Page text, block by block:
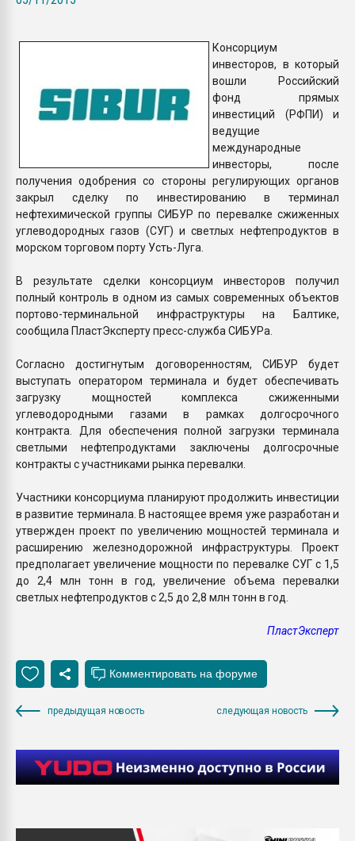
ПЕРЕЙТИ НА
Консорциум
инвесторов, в который
вошли Российский
фонд прямых
инвестиций (РФПИ) и
ведущие
международные
инвесторы, после
получения одобрения со стороны регулирующих органов
закрыл сделку по инвестированию в терминал
нефтехимической группы СИБУР по перевалке сжиженных
углеводородных газов (СУГ) и светлых нефтепродуктов в
морском торговом порту Усть-Луга.
В результате сделки консорциум инвесторов получил
полный контроль в одном из самых современных объектов
портово-терминальной инфраструктуры на Балтике,
сообщила ПластЭксперту пресс-служба СИБУРа.
Согласно достигнутым договоренностям, СИБУР будет
выступать оператором терминала и будет обеспечивать
загрузку мощностей комплекса сжиженными
углеводородными газами в рамках долгосрочного
контракта. Для обеспечения полной загрузки терминала
светлыми нефтепродуктами заключены долгосрочные
контракты с участниками рынка перевалки.
Участники консорциума планируют продолжить инвестиции
в развитие терминала. В настоящее время уже разработан и
утвержден проект по увеличению мощностей терминала и
расширению железнодорожной инфраструктуры. Проект
предполагает увеличение мощности по перевалке СУГ с 1,5
до 2,4 млн тонн в год, увеличение объема перевалки
светлых нефтепродуктов с 2,5 до 2,8 млн тонн в год.
ПластЭксперт
предыдущая новость следующая новость